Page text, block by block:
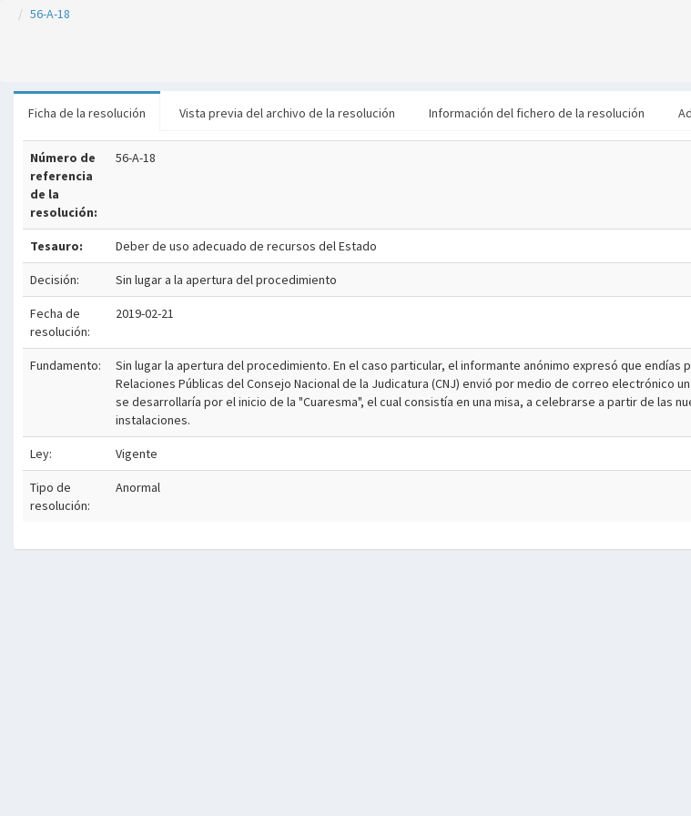
56-A-18
Ficha de la resolución Vista previa del archivo de la resolución Información del fichero de la resolución
Número de
referencia
de la
resolución:
56-A-18
Tesauro: Deber de uso adecuado de recursos del Estado
Decisión: Sin lugar a la apertura del procedimiento
Fecha de
resolución:
2019-02-21
Fundamento:
Sin lugar la apertura del procedimiento. En el caso particular, el informante anónimo expresó que
Relaciones Públicas del Consejo Nacional de la Judicatura (CNJ) envió por medio de correo
se desarrollaría por el inicio de la "Cuaresma", el cual consistía en una misa, a celebrarse a partir de las
instalaciones.
Ley: Vigente
Tipo de
resolución:
Anormal